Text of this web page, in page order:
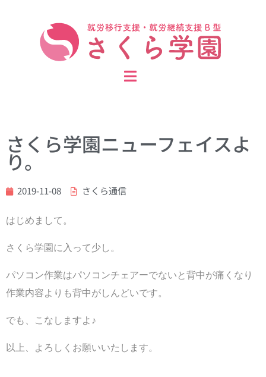
さくら学園ニューフェイスよ
り。
2019-11-08 さくら通信
はじめまして。
さくら学園に入って少し。
パソコン作業はパソコンチェアーでないと背中が痛くなり
作業内容よりも背中がしんどいです。
でも、こなしますよ♪
以上、よろしくお願いいたします。